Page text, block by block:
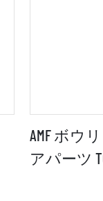
AMF ボウ
アパーツ